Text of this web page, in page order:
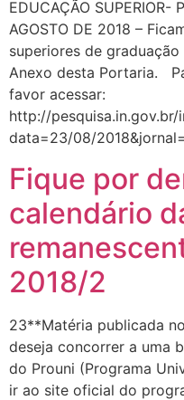
EDUCAÇÃO SUPERIOR-
AGOSTO DE 2018 –
superiores de
Anexo desta Portaria.
favor acessar:
http://
data=23/08/
Fique por
calendário
2018/2
23**Matéria publicada
deseja concorrer a uma
do Prouni (Programa
ir ao site oficial do